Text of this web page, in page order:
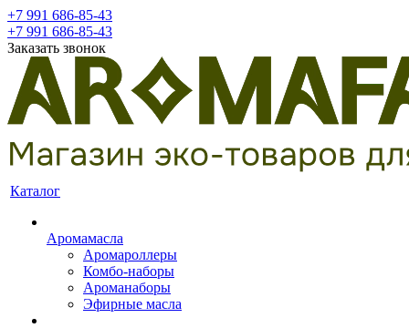
+7 991 686-85-43
+7 991 686-85-43
Заказать звонок
Каталог
Аромамасла
Аромароллеры
Комбо-наборы
Ароманаборы
Эфирные масла